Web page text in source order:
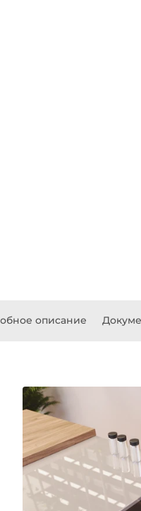
описание